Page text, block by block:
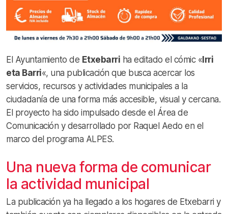
El Ayuntamiento de Etxebarri ha editado el cómic «Irri
eta Barri«, una publicación que busca acercar los
servicios, recursos y actividades municipales a la
ciudadanía de una forma más accesible, visual y cercana.
El proyecto ha sido impulsado desde el Área de
Comunicación y desarrollado por Raquel Aedo en el
marco del programa ALPES.
Una nueva forma de comunicar
la actividad municipal
La publicación ya ha llegado a los hogares de Etxebarri y